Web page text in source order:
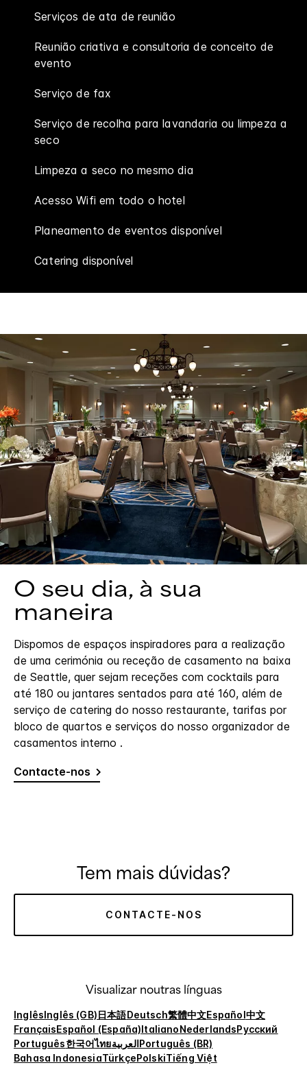
Serviços de ata de reunião
Reunião criativa e consultoria de conceito de
evento
Serviço de fax
Serviço de recolha para lavandaria ou limpeza a
seco
Limpeza a seco no mesmo dia
Acesso Wifi em todo o hotel
Planeamento de eventos disponível
Catering disponível
O seu dia, à sua
maneira
Dispomos de espaços inspiradores para a realização
de uma cerimónia ou receção de casamento na baixa
de Seattle, quer sejam receções com cocktails para
até 180 ou jantares sentados para até 160, além de
serviço de catering do nosso restaurante, tarifas por
bloco de quartos e serviços do nosso organizador de
casamentos interno .
Contacte-nos
Tem mais dúvidas?
CONTACTE-NOS
Visualizar noutras línguas
InglêsInglês (GB)日本語Deutsch繁體中文Español中文
FrançaisEspañol (España)ItalianoNederlandsРусский
Português한국어ไทยالعربيةPortuguês (BR)
Bahasa IndonesiaTürkçePolskiTiếng Việt